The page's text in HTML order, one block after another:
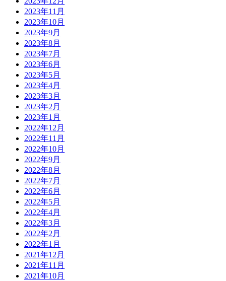
2023年11月
2023年10月
2023年9月
2023年8月
2023年7月
2023年6月
2023年5月
2023年4月
2023年3月
2023年2月
2023年1月
2022年12月
2022年11月
2022年10月
2022年9月
2022年8月
2022年7月
2022年6月
2022年5月
2022年4月
2022年3月
2022年2月
2022年1月
2021年12月
2021年11月
2021年10月